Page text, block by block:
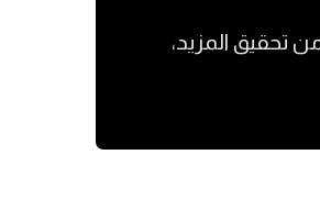
تحقيق المزيد،